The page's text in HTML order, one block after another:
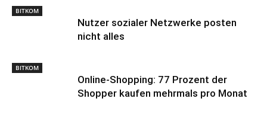
BITKOM
Nutzer sozialer Netzwerke posten
nicht alles
BITKOM
Online-Shopping: 77 Prozent der
Shopper kaufen mehrmals pro Monat